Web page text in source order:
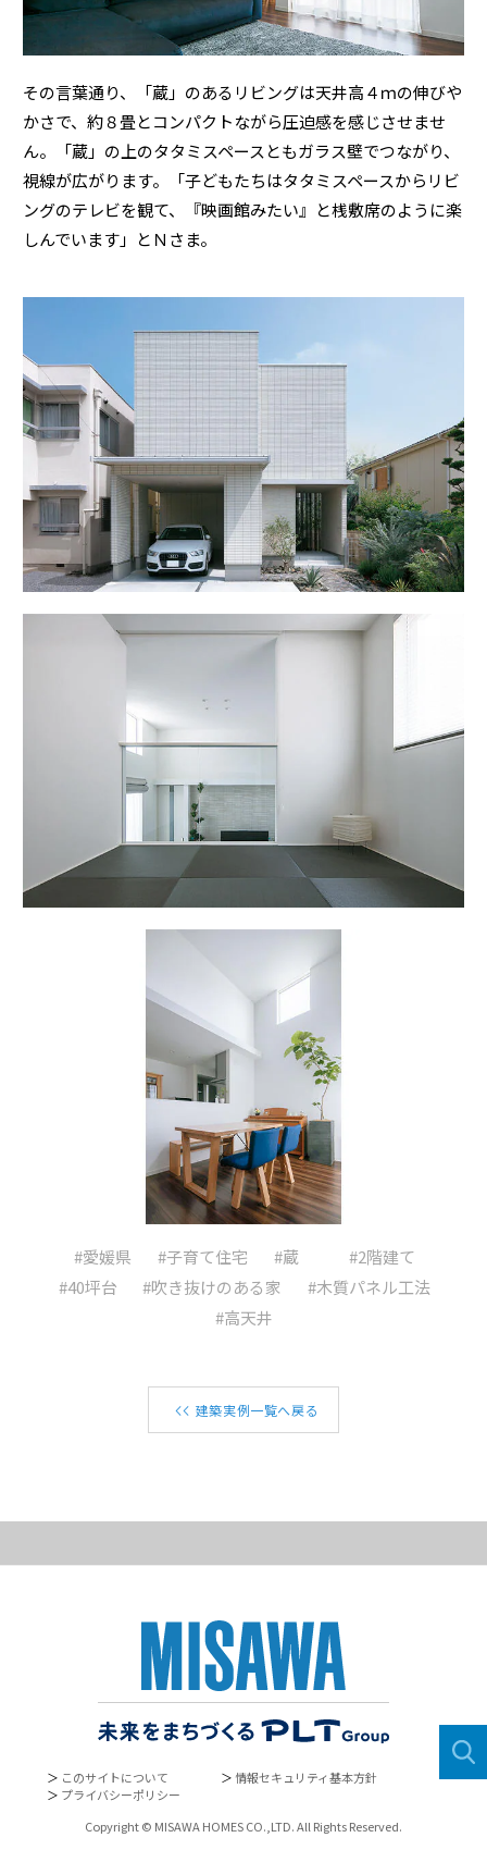
その言葉通り、「蔵」のあるリビングは天井高４ｍの伸びや
かさで、約８畳とコンパクトながら圧迫感を感じさせませ
ん。「蔵」の上のタタミスペースともガラス壁でつながり、
視線が広がります。「子どもたちはタタミスペースからリビ
ングのテレビを観て、『映画館みたい』と桟敷席のように楽
しんでいます」とＮさま。
#愛媛県 #子育て住宅 #蔵
#2階建て
#40坪台
#吹き抜けのある家
#木質パネル工法
#高天井
建築実例一覧へ戻る
＞ このサイトについて ＞ 情報セキュリティ基本方針
＞ プライバシーポリシー
Copyright © MISAWA HOMES CO.,LTD. All Rights Reserved.